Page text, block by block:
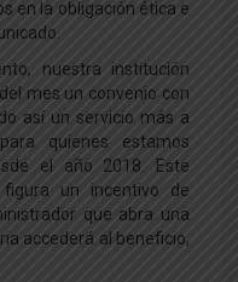
en la obligación ética e
nuestra institución
mes un convenio con
así un servicio más a
quienes estamos
el año 2018. Este
un incentivo de
que abra una
accederá al beneficio,